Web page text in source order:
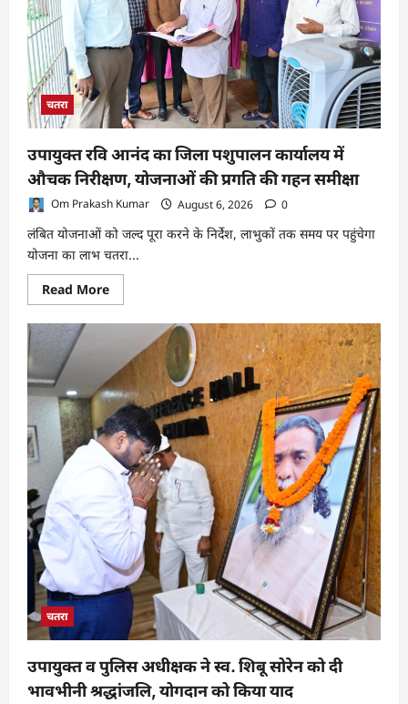
प्रवेश
मार्ग
बना
मुसीबत
का
सफर
चतरा
उपायुक्त रवि आनंद का जिला पशुपालन कार्यालय में
औचक निरीक्षण, योजनाओं की प्रगति की गहन समीक्षा
Om Prakash Kumar August 6, 2026 0
लंबित योजनाओं को जल्द पूरा करने के निर्देश, लाभुकों तक समय पर पहुंचेगा
योजना का लाभ चतरा...
Read MoreRead
more
उपायुक्त
आनंद
का
जिला
पशुपालन
कार्यालय
में
औचक
निरीक्षण,
योजनाओं
की
प्रगति
की
गहन
समीक्षा
चतरा
उपायुक्त व पुलिस अधीक्षक ने स्व. शिबू सोरेन को दी
भावभीनी श्रद्धांजलि, योगदान को किया याद